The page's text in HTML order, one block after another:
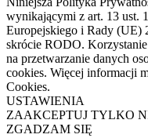
wynikającymi z art. 13 ust.
Europejskiego i Rady (UE)
skrócie RODO.
na przetwarzanie danych
cookies. Więcej informacji
Cookies.
USTAWIENIA
ZAAKCEPTUJ TYLKO
ZGADZAM SIĘ